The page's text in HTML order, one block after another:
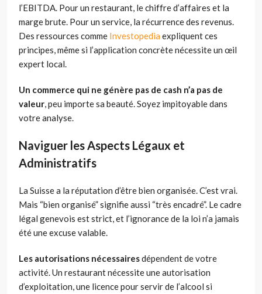
l’EBITDA. Pour un restaurant, le chiffre d’affaires et la
marge brute. Pour un service, la récurrence des revenus.
Des ressources comme Investopedia expliquent ces
principes, même si l’application concrète nécessite un œil
expert local.
Un commerce qui ne génère pas de cash n’a pas de
valeur, peu importe sa beauté. Soyez impitoyable dans
votre analyse.
Naviguer les Aspects Légaux et
Administratifs
La Suisse a la réputation d’être bien organisée. C’est vrai.
Mais “bien organisé” signifie aussi “très encadré”. Le cadre
légal genevois est strict, et l’ignorance de la loi n’a jamais
été une excuse valable.
Les autorisations nécessairesdépendent de votre
activité. Un restaurant nécessite une autorisation
d’exploitation, une licence pour servir de l’alcool si